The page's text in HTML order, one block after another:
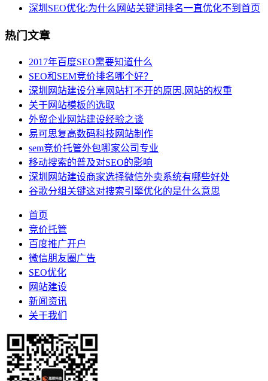
深圳SEO优化:为什么网站关键词排名一直优化不到首页
热门文章
2017年百度SEO需要知道什么
SEO和SEM竞价排名哪个好？
深圳网站建设分享网站打不开的原因,网站的权重
关于网站模板的选取
外贸企业网站建设经验之谈
易可思复高数码科技网站制作
sem竞价托管外包哪家公司专业
移动搜索的普及对SEO的影响
深圳网站建设商家选择微信外卖系统有哪些好处
谷歌分组关键这对搜索引擎优化的是什么意思
首页
竞价托管
百度推广开户
微信朋友圈广告
SEO优化
网站建设
新闻资讯
关于我们